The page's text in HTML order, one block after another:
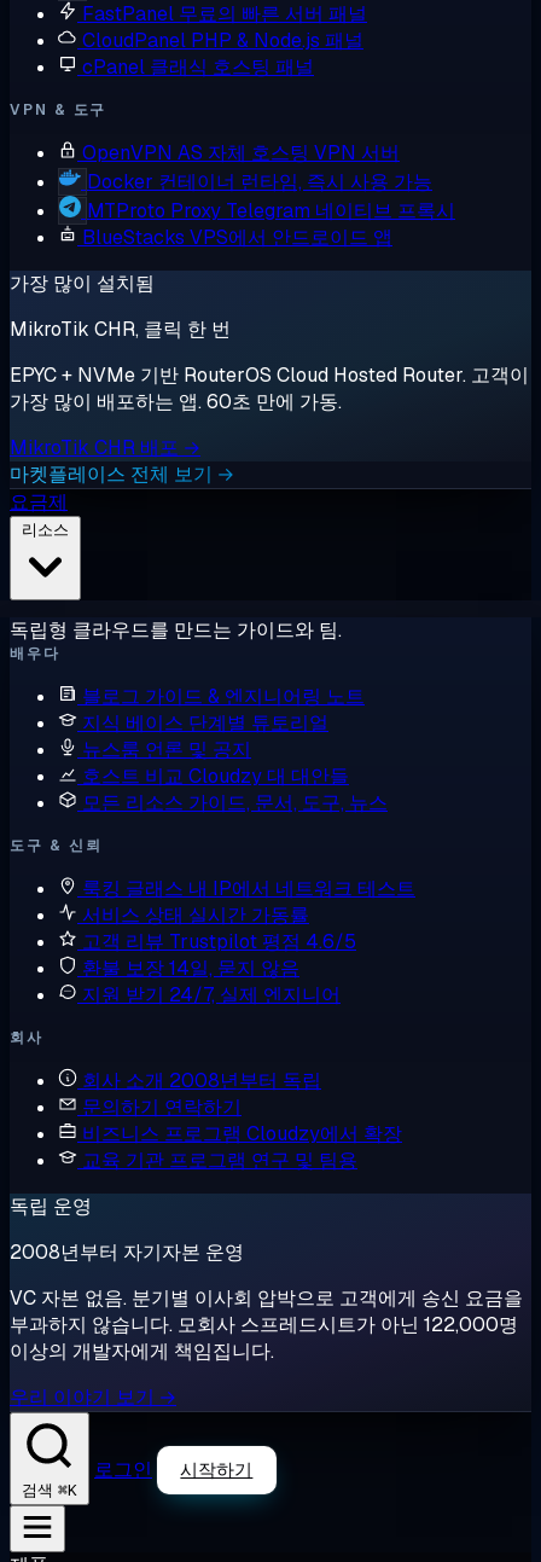
FastPanel 무료의 빠른 서버 패널
CloudPanel PHP & Node.js 패널
cPanel 클래식 호스팅 패널
VPN & 도구
OpenVPN AS 자체 호스팅 VPN 서버
Docker 컨테이너 런타임, 즉시 사용 가능
MTProto Proxy Telegram 네이티브 프록시
BlueStacks VPS에서 안드로이드 앱
가장 많이 설치됨
MikroTik CHR, 클릭 한 번
EPYC + NVMe 기반 RouterOS Cloud Hosted Router. 고객이
가장 많이 배포하는 앱. 60초 만에 가동.
MikroTik CHR 배포 →
마켓플레이스 전체 보기 →
요금제
독립형 클라우드를 만드는 가이드와 팀.
배우다
블로그 가이드 & 엔지니어링 노트
지식 베이스 단계별 튜토리얼
뉴스룸 언론 및 공지
호스트 비교 Cloudzy 대 대안들
모든 리소스 가이드, 문서, 도구, 뉴스
도구 & 신뢰
룩킹 글래스 내 IP에서 네트워크 테스트
서비스 상태 실시간 가동률
고객 리뷰 Trustpilot 평점 4.6/5
환불 보장14일, 묻지 않음
지원 받기 24/7, 실제 엔지니어
회사
회사 소개 2008년부터 독립
문의하기 연락하기
비즈니스 프로그램 Cloudzy에서 확장
교육 기관 프로그램 연구 및 팀용
독립 운영
2008년부터 자기자본 운영
VC 자본 없음. 분기별 이사회 압박으로 고객에게 송신 요금을
부과하지 않습니다. 모회사 스프레드시트가 아닌 122,000명
이상의 개발자에게 책임집니다.
우리 이야기 보기 →
검색 ⌘K
로그인 시작하기